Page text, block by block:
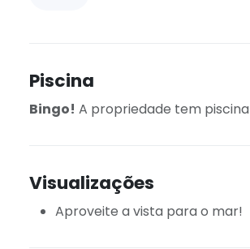
Piscina
Bingo! A propriedade tem piscina
Visualizações
Aproveite a vista para o mar!